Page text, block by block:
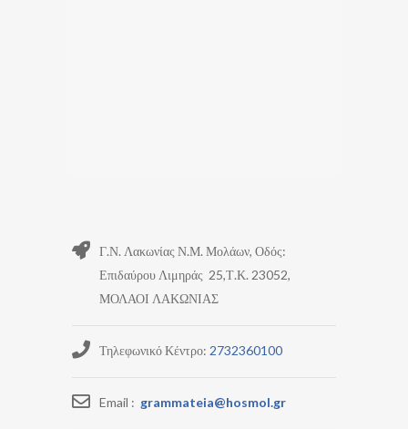
Γ.Ν. Λακωνίας Ν.Μ. Μολάων, Οδός:
Επιδαύρου Λιμηράς 25,Τ.Κ. 23052,
ΜΟΛΑΟΙ ΛΑΚΩΝΙΑΣ
Τηλεφωνικό Κέντρο: 2732360100
Email : grammateia@hosmol.gr